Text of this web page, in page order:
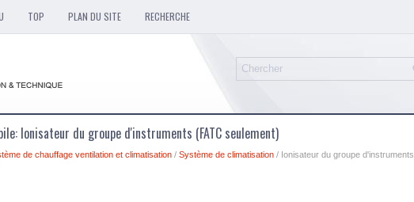
TOP PLAN DU SITE RECHERCHE
Ionisateur du groupe d'instruments (FATC seulement)
de chauffage ventilation et climatisation / Système de climatisation / Ionisateur du groupe d'instruments